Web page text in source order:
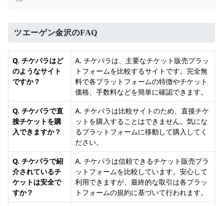
ツエーゲン金沢のFAQ
Q. チケパラはど
のようなサイト
ですか？
A. チケパラは、主要なチケット販売プラッ
トフォームを比較するサイトです。完全無
料で各プラットフォームの特徴やチケット
価格、手数料などを簡単に確認できます。
Q. チケパラで直
接チケットを購
入できますか？
A. チケパラは比較サイトのため、直接チケ
ットを購入することはできません。気にな
るプラットフォームに移動して購入してく
ださい。
Q. チケパラで紹
介されているチ
ケットは安全で
すか？
A. チケパラは信頼できるチケット販売プラ
ットフォームを比較しています。安心して
利用できますが、最終的な取引は各プラッ
トフォームの規約に基づいて行われます。